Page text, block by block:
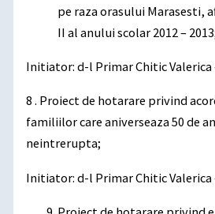
pe raza orasului Marasesti,
II al anului scolar 2012 –
Initiator: d-l Primar Chitic Valerica
8 . Proiect de hotarare privind
familiilor care aniverseaza 50 de
neintrerupta;
Initiator: d-l Primar Chitic Valerica